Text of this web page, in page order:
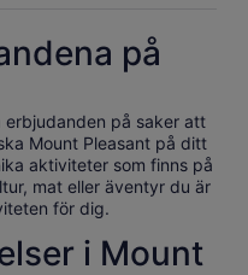
and saw a number
to Gypsy Cove for scenic
Our guide,
responsive.
Penguins on this tour. It
appropriately.
på
på saker att
Mount Pleasant på ditt
aktiviteter som finns på
mat eller äventyr du är
för dig.
i Mount